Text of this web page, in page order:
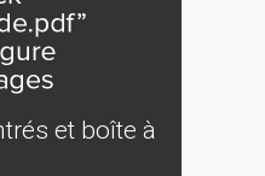
et boîte à